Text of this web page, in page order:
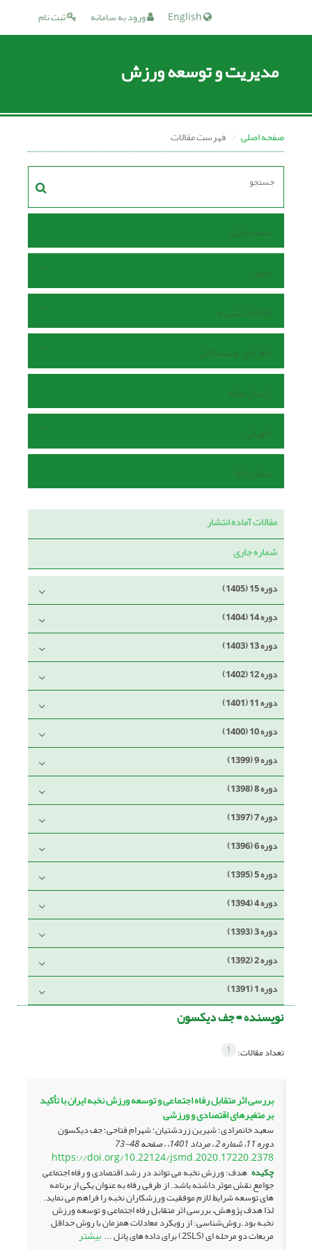
ثبت نام ورود به سامانه
مدیریت و توسعه ورزش
صفحه اصلی فهرست مقالات
صفحه اصلی
مرور
اطلاعات نشریه
راهنمای نویسندگان
ارسال مقاله
داوران
تماس با ما
مقالات آماده انتشار
شماره جاری
دوره 15 (1405)
دوره 14 (1404)
دوره 13 (1403)
دوره 12 (1402)
دوره 11 (1401)
دوره 10 (1400)
دوره 9 (1399)
دوره 8 (1398)
دوره 7 (1397)
دوره 6 (1396)
دوره 5 (1395)
دوره 4 (1394)
دوره 3 (1393)
دوره 2 (1392)
دوره 1 (1391)
نویسنده =جف دیکسون
تعداد مقالات: 1
بررسی اثر متقابل رفاه اجتماعی و توسعه ورزش نخبه ایران با تأکید
بر متغیرهای اقتصادی و ورزشی
سعید خانمرادی؛ شیرین زردشتیان؛ شهرام فتاحی؛ جف دیکسون
دوره 11، شماره 2 ، مرداد 1401، ، صفحه 48-73
https://doi.org/10.22124/jsmd.2020.17220.2378
چکیده هدف: ورزش نخبه می تواند در رشد اقتصادی و رفاه اجتماعی
جوامع نقش موثر داشته باشد. از طرفی رفاه به عنوان یکی از برنامه
های توسعه شرایط لازم موفقیت ورزشکاران نخبه را فراهم می نماید.
لذا هدف پژوهش، بررسی اثر متقابل رفاه اجتماعی و توسعه ورزش
نخبه بود.روش‌شناسی: از رویکرد معادلات همزمان با روش حداقل
مربعات دو مرحله ای (2SLS) برای داده های پانل ... بیشتر